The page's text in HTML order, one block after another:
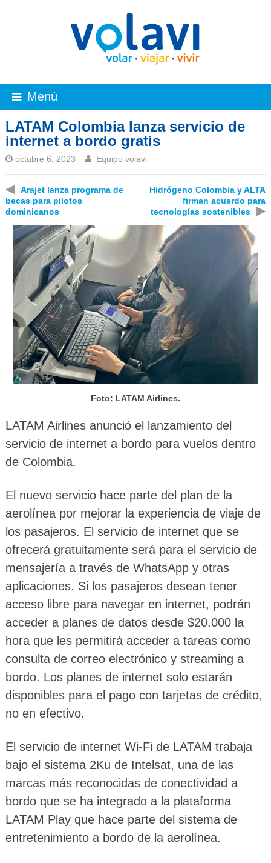
Menú
LATAM Colombia lanza servicio de
internet a bordo gratis
octubre 6, 2023 Equipo volavi
◀
Arajet lanza programa de
becas para pilotos
dominicanos
Hidrógeno Colombia y ALTA
firman acuerdo para
tecnologías sostenibles
▶
Foto: LATAM Airlines.
LATAM Airlines anunció el lanzamiento del
servicio de internet a bordo para vuelos dentro
de Colombia.
El nuevo servicio hace parte del plan de la
aerolínea por mejorar la experiencia de viaje de
los pasajeros. El servicio de internet que se
ofrecerá gratuitamente será para el servicio de
mensajería a través de WhatsApp y otras
aplicaciones. Si los pasajeros desean tener
acceso libre para navegar en internet, podrán
acceder a planes de datos desde $20.000 la
hora que les permitirá acceder a tareas como
consulta de correo electrónico y streaming a
bordo. Los planes de internet solo estarán
disponibles para el pago con tarjetas de crédito,
no en efectivo.
El servicio de internet Wi-Fi de LATAM trabaja
bajo el sistema 2Ku de Intelsat, una de las
marcas más reconocidas de conectividad a
bordo que se ha integrado a la plataforma
LATAM Play que hace parte del sistema de
entretenimiento a bordo de la aerolínea.